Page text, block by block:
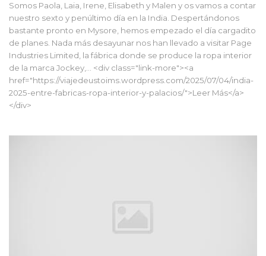
Somos Paola, Laia, Irene, Elisabeth y Malen y os vamos a contar
nuestro sexto y penúltimo día en la India. Despertándonos
bastante pronto en Mysore, hemos empezado el día cargadito
de planes. Nada más desayunar nos han llevado a visitar Page
Industries Limited, la fábrica donde se produce la ropa interior
de la marca Jockey,... <div class="link-more"><a
href="https://viajedeustoims.wordpress.com/2025/07/04/india-
2025-entre-fabricas-ropa-interior-y-palacios/">Leer Más</a>
</div>